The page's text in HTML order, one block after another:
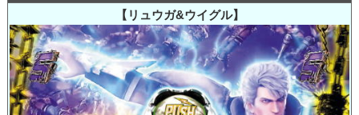
【リュウガ&ウイグル】